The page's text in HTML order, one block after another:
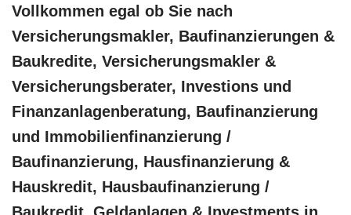
Vollkommen egal ob Sie nach
Versicherungsmakler, Baufinanzierungen &
Baukredite, Versicherungsmakler &
Versicherungsberater, Investions und
Finanzanlagenberatung, Baufinanzierung
und Immobilienfinanzierung /
Baufinanzierung, Hausfinanzierung &
Hauskredit, Hausbaufinanzierung /